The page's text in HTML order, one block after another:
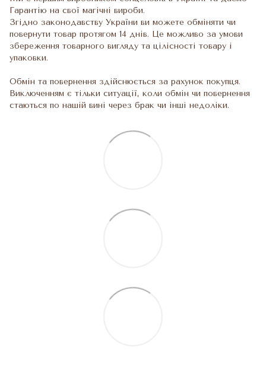
Гарантію на свої магічні вироби.
Згідно законодавству України ви можете обміняти чи
повернути товар протягом 14 днів. Це можливо за умови
збереження товарного вигляду та цілісності товару і
упаковки.
Обмін та повернення здійснюється за рахунок покупця.
Виключенням є тільки ситуації, коли обмін чи повернення
стаються по нашій вині через брак чи інші недоліки.